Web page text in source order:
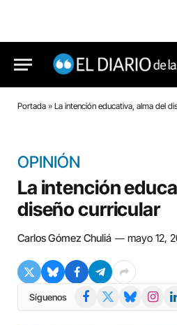
Portada » La intención educativa, alma del
OPINIÓN
La intención
diseño curricular
Carlos Gómez Chuliá mayo 12,
Síguenos Facebook Bluesky